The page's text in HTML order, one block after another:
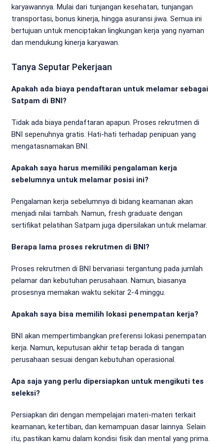
karyawannya. Mulai dari tunjangan kesehatan, tunjangan
transportasi, bonus kinerja, hingga asuransi jiwa. Semua ini
bertujuan untuk menciptakan lingkungan kerja yang nyaman
dan mendukung kinerja karyawan.
Tanya Seputar Pekerjaan
Apakah ada biaya pendaftaran untuk melamar sebagai
Satpam di BNI?
Tidak ada biaya pendaftaran apapun. Proses rekrutmen di
BNI sepenuhnya gratis. Hati-hati terhadap penipuan yang
mengatasnamakan BNI.
Apakah saya harus memiliki pengalaman kerja
sebelumnya untuk melamar posisi ini?
Pengalaman kerja sebelumnya di bidang keamanan akan
menjadi nilai tambah. Namun, fresh graduate dengan
sertifikat pelatihan Satpam juga dipersilakan untuk melamar.
Berapa lama proses rekrutmen di BNI?
Proses rekrutmen di BNI bervariasi tergantung pada jumlah
pelamar dan kebutuhan perusahaan. Namun, biasanya
prosesnya memakan waktu sekitar 2-4 minggu.
Apakah saya bisa memilih lokasi penempatan kerja?
BNI akan mempertimbangkan preferensi lokasi penempatan
kerja. Namun, keputusan akhir tetap berada di tangan
perusahaan sesuai dengan kebutuhan operasional.
Apa saja yang perlu dipersiapkan untuk mengikuti tes
seleksi?
Persiapkan diri dengan mempelajari materi-materi terkait
keamanan, ketertiban, dan kemampuan dasar lainnya. Selain
itu, pastikan kamu dalam kondisi fisik dan mental yang prima.